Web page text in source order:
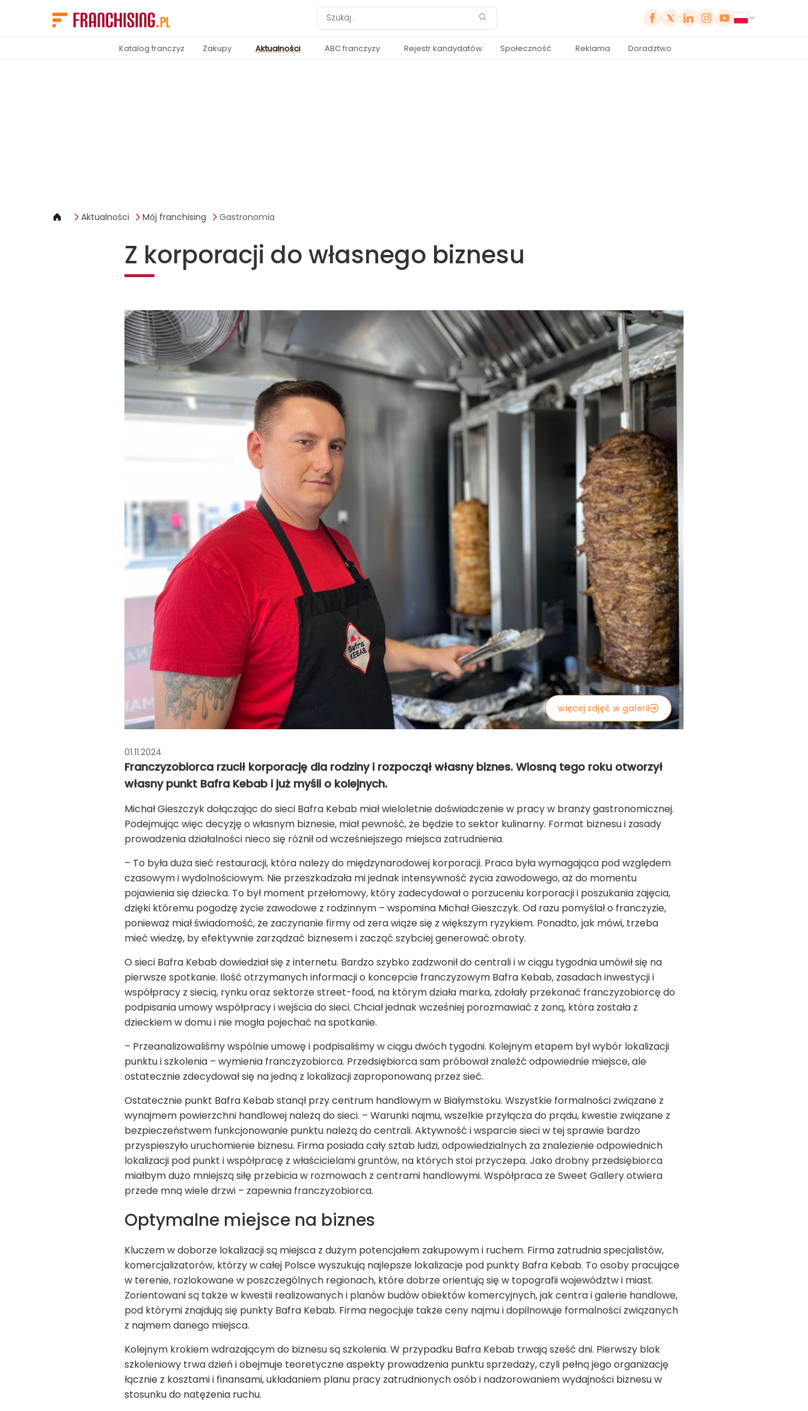
Katalog franczyz Zakupy Aktualności ABC franczyzy Rejestr kandydatów Społeczność Reklama Doradztwo
Aktualności Mój franchising Gastronomia
Z korporacji do własnego biznesu
więcej zdjęć w galerii
01.11.2024
Franczyzobiorca rzucił korporację dla rodziny i rozpoczął własny biznes. Wiosną tego roku otworzył
własny punkt Bafra Kebab i już myśli o kolejnych.
Michał Gieszczyk dołączając do sieci Bafra Kebab miał wieloletnie doświadczenie w pracy w branży gastronomicznej.
Podejmując więc decyzję o własnym biznesie, miał pewność, że będzie to sektor kulinarny. Format biznesu i zasady
prowadzenia działalności nieco się różnił od wcześniejszego miejsca zatrudnienia.
– To była duża sieć restauracji, która należy do międzynarodowej korporacji. Praca była wymagająca pod względem
czasowym i wydolnościowym. Nie przeszkadzała mi jednak intensywność życia zawodowego, aż do momentu
pojawienia się dziecka. To był moment przełomowy, który zadecydował o porzuceniu korporacji i poszukania zajęcia,
dzięki któremu pogodzę życie zawodowe z rodzinnym – wspomina Michał Gieszczyk. Od razu pomyślał o franczyzie,
ponieważ miał świadomość, że zaczynanie firmy od zera wiąże się z większym ryzykiem. Ponadto, jak mówi, trzeba
mieć wiedzę, by efektywnie zarządzać biznesem i zacząć szybciej generować obroty.
O sieci Bafra Kebab dowiedział się z internetu. Bardzo szybko zadzwonił do centrali i w ciągu tygodnia umówił się na
pierwsze spotkanie. Ilość otrzymanych informacji o koncepcie franczyzowym Bafra Kebab, zasadach inwestycji i
współpracy z siecią, rynku oraz sektorze street-food, na którym działa marka, zdołały przekonać franczyzobiorcę do
podpisania umowy współpracy i wejścia do sieci. Chciał jednak wcześniej porozmawiać z żoną, która została z
dzieckiem w domu i nie mogła pojechać na spotkanie.
– Przeanalizowaliśmy wspólnie umowę i podpisaliśmy w ciągu dwóch tygodni. Kolejnym etapem był wybór lokalizacji
punktu i szkolenia – wymienia franczyzobiorca. Przedsiębiorca sam próbował znaleźć odpowiednie miejsce, ale
ostatecznie zdecydował się na jedną z lokalizacji zaproponowaną przez sieć.
Ostatecznie punkt Bafra Kebab stanął przy centrum handlowym w Białymstoku. Wszystkie formalności związane z
wynajmem powierzchni handlowej należą do sieci. – Warunki najmu, wszelkie przyłącza do prądu, kwestie związane z
bezpieczeństwem funkcjonowanie punktu należą do centrali. Aktywność i wsparcie sieci w tej sprawie bardzo
przyspieszyło uruchomienie biznesu. Firma posiada cały sztab ludzi, odpowiedzialnych za znalezienie odpowiednich
lokalizacji pod punkt i współpracę z właścicielami gruntów, na których stoi przyczepa. Jako drobny przedsiębiorca
miałbym dużo mniejszą siłę przebicia w rozmowach z centrami handlowymi. Współpraca ze Sweet Gallery otwiera
przede mną wiele drzwi – zapewnia franczyzobiorca.
Optymalne miejsce na biznes
Kluczem w doborze lokalizacji są miejsca z dużym potencjałem zakupowym i ruchem. Firma zatrudnia specjalistów,
komercjalizatorów, którzy w całej Polsce wyszukują najlepsze lokalizacje pod punkty Bafra Kebab. To osoby pracujące
w terenie, rozlokowane w poszczególnych regionach, które dobrze orientują się w topografii województw i miast.
Zorientowani są także w kwestii realizowanych i planów budów obiektów komercyjnych, jak centra i galerie handlowe,
pod którymi znajdują się punkty Bafra Kebab. Firma negocjuje także ceny najmu i dopilnowuje formalności związanych
z najmem danego miejsca.
Kolejnym krokiem wdrażającym do biznesu są szkolenia. W przypadku Bafra Kebab trwają sześć dni. Pierwszy blok
szkoleniowy trwa dzień i obejmuje teoretyczne aspekty prowadzenia punktu sprzedaży, czyli pełną jego organizację
łącznie z kosztami i finansami, układaniem planu pracy zatrudnionych osób i nadzorowaniem wydajności biznesu w
stosunku do natężenia ruchu.